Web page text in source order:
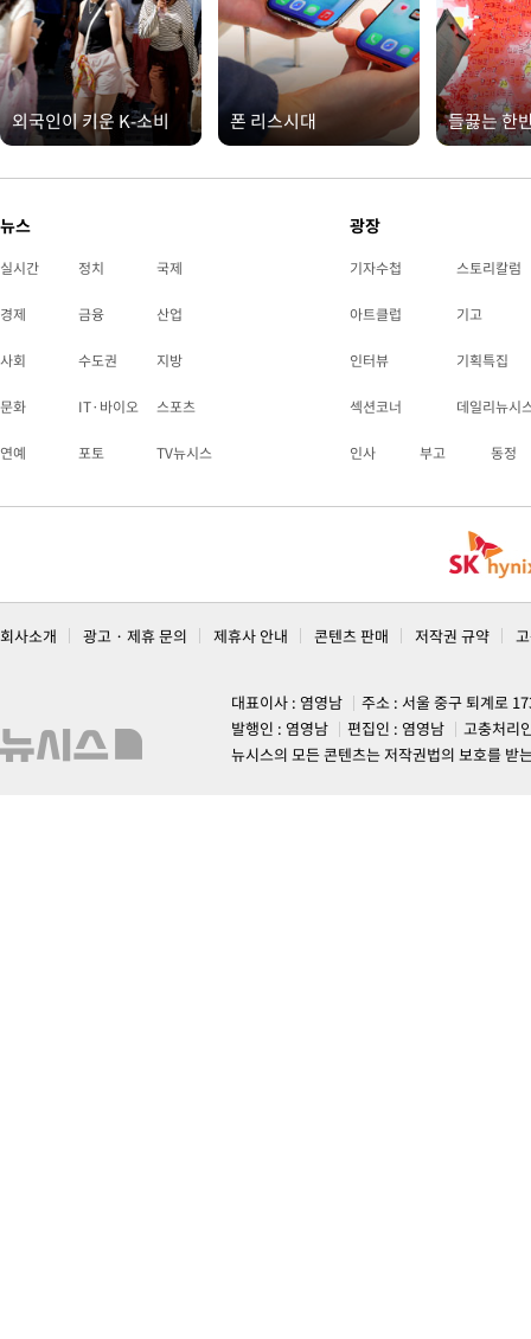
외국인이 키운 K-소비 폰 리스시대 들끓는 한
뉴스
실시간 정치 국제
경제 금융 산업
사회 수도권 지방
문화 IT·바이오 스포츠
연예 포토 TV뉴시스
광장
기자수첩 스토리칼럼
아트클럽 기고
인터뷰 기획특집
섹션코너 데일리뉴시
인사 부고 동정
회사소개 광고 · 제휴 문의 제휴사 안내 콘텐츠 판매 저작권 규약
대표이사 : 염영남
주소 : 서울 중구 퇴계로
발행인 : 염영남
편집인 : 염영남
고충처리
뉴시스의 모든 콘텐츠는 저작권법의 보호를